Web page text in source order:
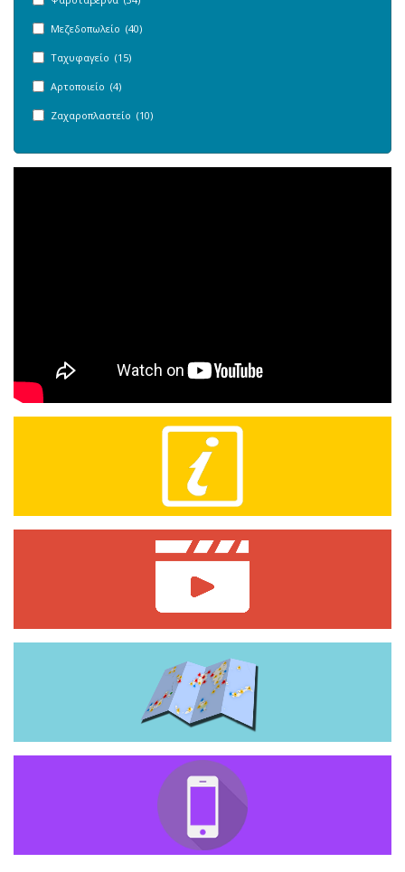
Μεζεδοπωλείο (40)
Ταχυφαγείο (15)
Αρτοποιείο (4)
Ζαχαροπλαστείο (10)